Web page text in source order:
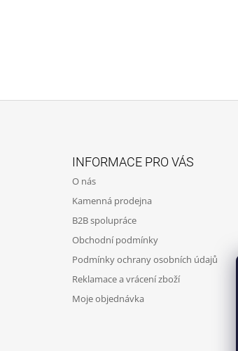
INFORMACE PRO VÁS
O nás
Kamenná prodejna
B2B spolupráce
Obchodní podmínky
Podmínky ochrany osobních údajů
Reklamace a vrácení zboží
Moje objednávka